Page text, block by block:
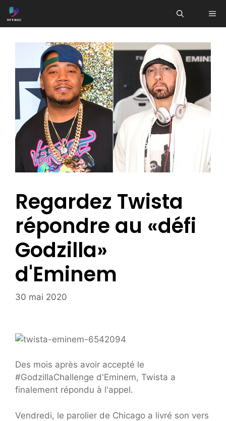
Aller
au
Regardez Twista
répondre au «défi
Godzilla»
d'Eminem
30 mai 2020
Des mois après avoir accepté le
#GodzillaChallenge d'Eminem, Twista a
finalement répondu à l'appel.
Vendredi, le parolier de Chicago a livré son vers